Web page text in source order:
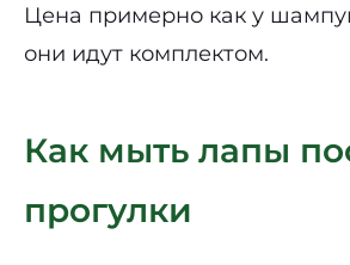
Цена примерно как у
они идут комплектом.
Как мыть лапы
прогулки